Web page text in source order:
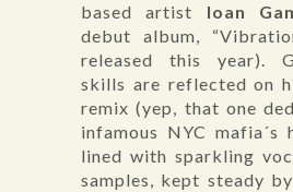
based artist Ioan
debut album,
released this year).
skills are reflected on
remix (yep, that one
infamous NYC mafia´s
lined with sparkling
samples, kept steady